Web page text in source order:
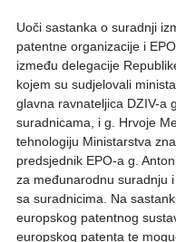
Uoči sastanka o suradnji
patentne organizacije i
između delegacije
kojem su sudjelovali
glavna ravnateljica DZIV-a
suradnicama, i g. Hrvoje
tehnologiju Ministarstva
predsjednik EPO-a g.
za međunarodnu suradnju
sa suradnicima. Na
europskog patentnog
europskog patenta te